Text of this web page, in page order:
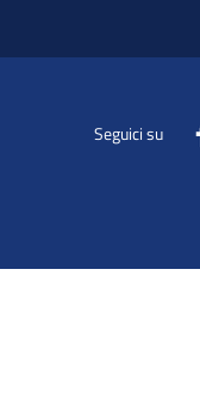
Seguici su